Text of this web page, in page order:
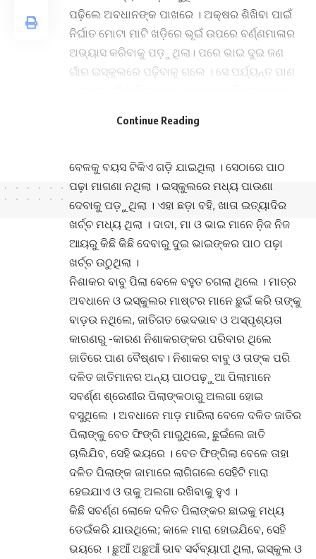
ପଢ଼ିଲେ ଅବଧାନଙ୍କ ପାଖରେ । ଅକ୍ଷର ଶିଖିବା ପାଇଁ
ନିର୍ଘାତ ମୋଟା ମାଟି ଖଡ଼ିରେ ଭୂଇଁ ଉପରେ ବର୍ଣ୍ଣମାଳାର
ଅଭ୍ୟାସ କରିବାକୁ ପଡ଼ୁଥିଲା। ପରେ ଭାଇ ଦୁଇ ଜଣ
ଗାଁର ଇସ୍କୁଲରେ ପଢ଼ିବାକୁ ଗଲେ । ସେ ପର୍ଯ୍ୟନ୍ତ ପାଣ
ବଡ଼ ଭାଇ ଅବଧାନଙ୍କୁ ତାଙ୍କ ପାଉଣା ଦେଉଥିଲେ ।
ବେଳକୁ ବୟସ ଟିକିଏ ଗଡ଼ି ଯାଇଥିଲା । ସେଠାରେ ପାଠ
ପଢ଼ା ମାଗଣା ନଥିଲା । ଇସ୍କୁଲରେ ମଧ୍ୟ ପାଉଣା
ଦେବାକୁ ପଡ଼ୁଥିଲା । ଏହା ଛଡ଼ା ବହି, ଖାତା ଇତ୍ୟାଦିର
ଖର୍ଚ୍ଚ ମଧ୍ୟ ଥିଲା । ଦାଦା, ମା ଓ ଭାଇ ମାନେ ନି଼ଜ ନିଜ
ଆୟରୁ କିଛି କିଛି ଦେବାରୁ ଦୁଇ ଭାଇଙ୍କର ପାଠ ପଢ଼ା
ଖର୍ଚ୍ଚ ଉଠୁଥିଲା ।
ନିଶାକର ବାବୁ ପିଲା ବେଳେ ବହୁତ ଚଗଲା ଥିଲେ । ମାତ୍ର
ଅବଧାନେ ଓ ଇସ୍କୁଲର ମାଷ୍ଟର ମାନେ ଛୁଇଁ କରି ତାଙ୍କୁ
ବାଡ଼ଉ ନଥିଲେ, ଜାତିଗତ ଭେଦଭାବ ଓ ଅସ୍ପୃଶ୍ୟତା
କାରଣରୁ -କାରଣ ନିଶାକରଙ୍କର ପରିବାର ଥିଲେ
ଜାତିରେ ପାଣ ବୈଷ୍ଣବ। ନିଶାକର ବାବୁ ଓ ତାଙ୍କ ପରି
ଦଳିତ ଜାତିମାନର ଅନ୍ୟ ପାଠପଢ଼ୁଆ ପିଲାମାନେ
ସବର୍ଣ୍ଣ ଶ୍ରେ‌ଣୀର ପିଲାଙ୍କଠାରୁ ଅଲଗା ହୋଇ
ବସୁଥିଲେ । ଅବଧାନେ ମାଡ଼ ମାରିଲା ବେଳେ ଦଳିତ ଜାତିର
ପିଲାଙ୍କୁ ବେତ ଫିଙ୍ଗି ମାରୁଥିଲେ, ଛୁଇଁଲେ ଜାତି
ଚାଲିଯିବ, ସେହି ଭୟରେ । ବେତ ଫିଙ୍ଗିଲା ବେଳେ ତାହା
ଦଳିତ ପିଲାଙ୍କ ଜାମାରେ ଲାଗିଗଲେ ସେହିଟି ମାରା
ହେଇଯାଏ ଓ ତାକୁ ଅଲଗା ରଖିବାକୁ ହୁଏ ।
କିଛି ସବର୍ଣ୍ଣ ଲୋକେ ଦଳିତ ପିଲାଙ୍କର ଛାଇକୁ ମଧ୍ୟ
ଡେଇଁକରି ଯାଉଥିଲେ; କାଳେ ମାରା ହୋଇଯିବେ, ସେହି
ଭୟରେ । ଛୁଆଁ ଅଛୁଆଁ ଭାବ ସର୍ବବ୍ୟାପୀ ଥିଲା, ଇସ୍କୁଲ ଓ
Continue Reading